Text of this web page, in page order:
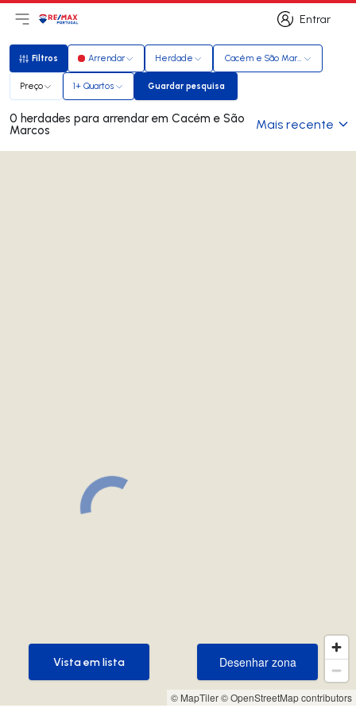
Entrar
Entrar
Abri menu principal
LogoIr para página inicial
Filtros
Filtros Arrendar Herdade Cacém e São Marcos
Preço 1+ Quartos Guardar pesquisa
Guardar pesquisa
0 herdades para arrendar em Cacém e São
Marcos Mais recente
© MapTiler© OpenStreetMap contributors
Desenhar zona
Desenhar zona
Vista em lista
Vista em lista